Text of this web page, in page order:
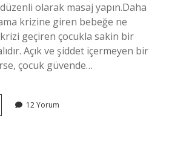
düzenli olarak masaj yapın.Daha
krizine giren bebeğe ne
krizi geçiren çocukla sakin bir
Açık ve şiddet içermeyen bir
çocuk güvende…
12 Yorum